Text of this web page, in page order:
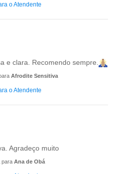
o Atendente
e clara. Recomendo sempre.
Afrodite Sensitiva
o Atendente
Agradeço muito
para Ana de Obá